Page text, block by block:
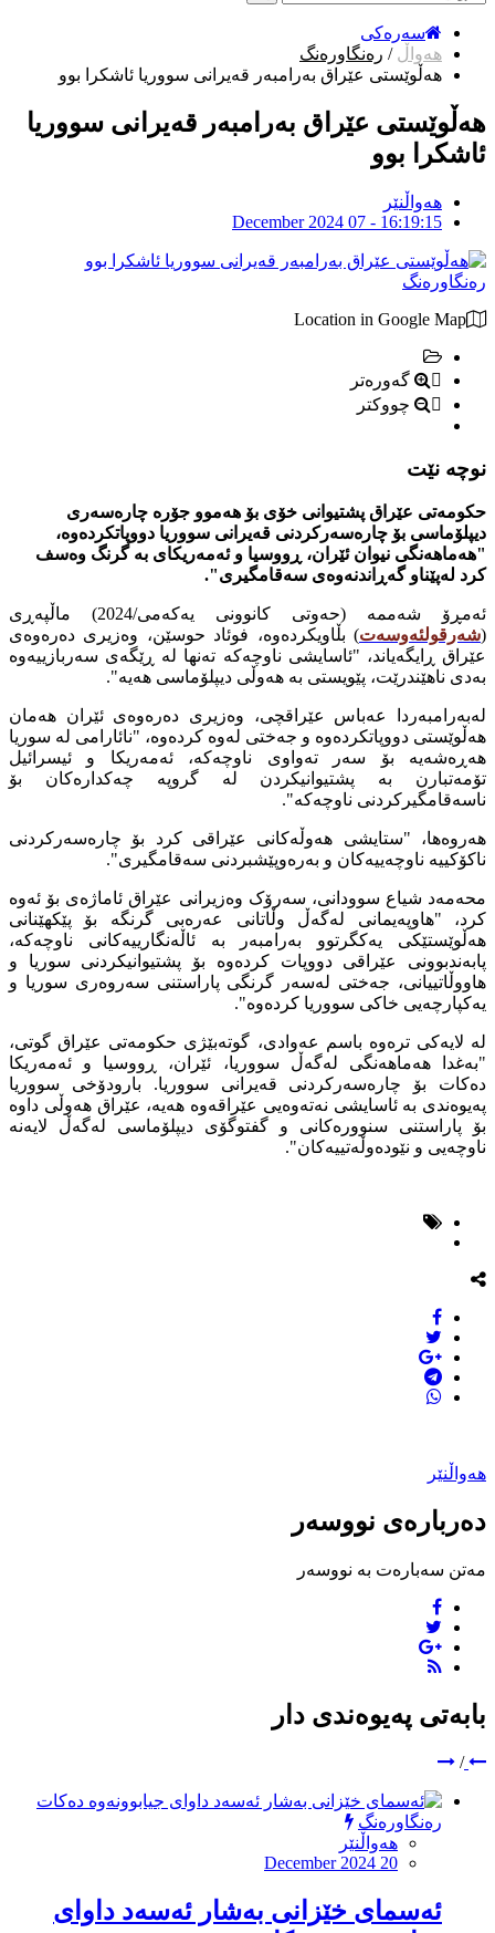
سەرەکی
هەواڵ / رەنگاورەنگ
هەڵوێستی عێراق بەرامبەر قەیرانی سووریا ئاشکرا بوو
هەڵوێستی عێراق بەرامبەر قەیرانی سووریا
ئاشکرا بوو
هەواڵنێر
December 2024 07 - 16:19:15
رەنگاورەنگ
Location in Google Map
گەورەتر
چووکتر
نوچە نێت
حکومەتی عێراق پشتیوانی خۆی بۆ هەموو جۆرە چارەسەری
دیپلۆماسی بۆ چارەسەرکردنی قەیرانی سووریا دووپاتکردەوە،
"هەماهەنگی نیوان ئێران، ڕووسیا و ئەمەریکای بە گرنگ وەسف
کرد لەپێناو گەڕاندنەوەی سەقامگیری".
ئەمڕۆ شەممە (حەوتی کانوونی یەکەمی/2024) ماڵپەڕی
(شەرقولئەوسەت) بڵاویکردەوە، فوئاد حوسێن، وەزیری دەرەوەی
عێراق ڕایگەیاند، "ئاسایشی ناوچەکە تەنها لە ڕێگەی سەربازییەوە
بەدی ناهێندرێت، پێویستی بە هەوڵی دیپلۆماسی هەیە".
لەبەرامبەردا عەباس عێراقچی، وەزیری دەرەوەی ئێران هەمان
هەڵوێستی دووپاتکردەوە و جەختی لەوە کردەوە، "نائارامی لە سوریا
هەڕەشەیە بۆ سەر تەواوی ناوچەکە، ئەمەریکا و ئیسرائیل
تۆمەتبارن بە پشتیوانیکردن لە گروپە چەکدارەکان بۆ
ناسەقامگیرکردنی ناوچەکە".
هەروەها، "ستایشی هەوڵەکانی عێراقی کرد بۆ چارەسەرکردنی
ناکۆکییە ناوچەییەکان و بەرەوپێشبردنی سەقامگیری".
محەمەد شیاع سوودانی، سەرۆک وەزیرانی عێراق ئاماژەی بۆ ئەوە
کرد، "هاوپەیمانی لەگەڵ وڵاتانی عەرەبی گرنگە بۆ پێکهێنانی
هەڵوێستێکی یەکگرتوو بەرامبەر بە ئاڵەنگارییەکانی ناوچەکە،
پابەندبوونی عێراقی دووپات کردەوە بۆ پشتیوانیکردنی سوریا و
هاووڵاتییانی، جەختی لەسەر گرنگی پاراستنی سەروەری سوریا و
یەکپارچەیی خاکی سووریا کردەوە".
لە لایەکی ترەوە باسم عەوادی، گوتەبێژی حکومەتی عێراق گوتی،
"بەغدا هەماهەنگی لەگەڵ سووریا، ئێران، ڕووسیا و ئەمەریکا
دەکات بۆ چارەسەرکردنی قەیرانی سووریا. بارودۆخی سووریا
پەیوەندی بە ئاسایشی نەتەوەیی عێراقەوە هەیە، عێراق هەوڵی داوە
بۆ پاراستنی سنوورەکانی و گفتوگۆی دیپلۆماسی لەگەڵ لایەنە
ناوچەیی و نێودەوڵەتییەکان".
هەواڵنێر
دەربارەی نووسەر
مەتن سەبارەت بە نووسەر
بابەتی پەیوەندی دار
/
رەنگاورەنگ
هەواڵنێر
December 2024 20
ئەسمای خێزانی بەشار ئەسەد داوای